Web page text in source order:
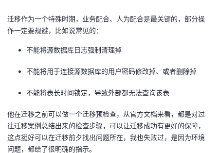
迁移作为一个特殊时期，业务配合、人为配合是最关键的，部分操
作一定要规避，比如说常见的：
不能将源数据库日志强制清理掉
不能将用于连接源数据库的用户密码修改掉、或者删除掉
不能将表长时间锁定，导致外部都无法查询该表
他在迁移之前可以做一个迁移预检查，从官方文档来看，都是对过
往迁移案例总结出来的检查步骤，可以让迁移成功有更好的保障，
这点挺好可以在迁移前夕找出问题所在，我也失败过，是因为环境
问题，都给了很明确的指示。